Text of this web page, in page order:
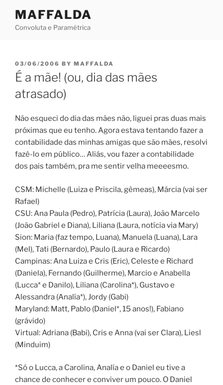
content
MAFFALDA
Convoluta e Paramétrica
POSTED
ON
03/06/2006 BY MAFFALDA
É a mãe! (ou, dia das mães
atrasado)
Não esqueci do dia das mães não, liguei pras duas mais
próximas que eu tenho. Agora estava tentando fazer a
contabilidade das minhas amigas que são mães, resolvi
fazê-lo em público… Aliás, vou fazer a contabilidade
dos pais também, pra me sentir velha meeeesmo.
CSM: Michelle (Luiza e Priscila, gêmeas), Márcia (vai ser
Rafael)
CSU: Ana Paula (Pedro), Patrícia (Laura), João Marcelo
(João Gabriel e Diana), Liliana (Laura, notícia via Mary)
Sion: Maria (faz tempo, Luana), Manuela (Luana), Lara
(Mel), Tati (Bernardo), Paulo (Laura e Ricardo)
Campinas: Ana Luiza e Cris (Eric), Celeste e Richard
(Daniela), Fernando (Guilherme), Marcio e Anabella
(Lucca* e Danilo), Liliana (Carolina*), Gustavo e
Alessandra (Analía*), Jordy (Gabi)
Maryland: Matt, Pablo (Daniel*, 15 anos!), Fabiano
(grávido)
Virtual: Adriana (Babi), Cris e Anna (vai ser Clara), Liesl
(Minduim)
*Só o Lucca, a Carolina, Analía e o Daniel eu tive a
chance de conhecer e conviver um pouco. O Daniel